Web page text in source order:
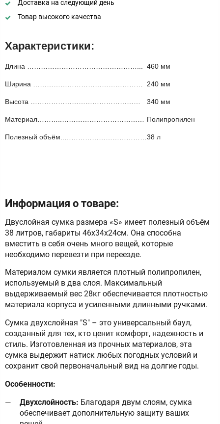
Доставка на следующий день
Товар высокого качества
Характеристики:
Длина …………………………………………... 460 мм
Ширина ………………………………………… 240 мм
Высота ………………………………………… 340 мм
Материал………..……………………………… Полипропилен
Полезный объём..………………………………38 л
Информация о товаре:
Двуслойная сумка размера «S» имеет полезный объём
38 литров, габариты 46х34х24см. Она способна
вместить в себя очень много вещей, которые
необходимо перевезти при переезде.
Материалом сумки является плотный полипропилен,
используемый в два слоя. Максимальный
выдерживаемый вес 28кг обеспечивается плотностью
материала корпуса и усиленными длинными ручками.
Сумка двухслойная "S" – это универсальный баул,
созданный для тех, кто ценит комфорт, надежность и
стиль. Изготовленная из прочных материалов, эта
сумка выдержит натиск любых погодных условий и
сохранит свой первоначальный вид на долгие годы.
Особенности:
Двухслойность: Благодаря двум слоям, сумка
обеспечивает дополнительную защиту ваших